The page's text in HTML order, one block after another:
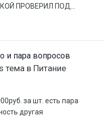
ПРОВЕРИЛ ПОД...
и пара вопросов
тема в Питание
за шт. есть пара
другая